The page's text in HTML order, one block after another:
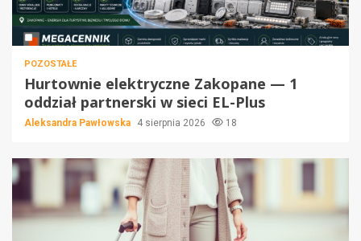
POZOSTAŁE
Hurtownie elektryczne Zakopane — 1
oddział partnerski w sieci EL-Plus
Aleksandra Pawłowska 4 sierpnia 2026 18